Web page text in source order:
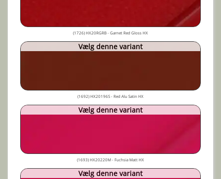
(1726) HX20RGRB - Garnet Red Gloss HX
Vælg denne variant
(1692) HX20196S - Red Alu Satin HX
Vælg denne variant
(1693) HX20220M - Fuchsia Matt HX
Vælg denne variant